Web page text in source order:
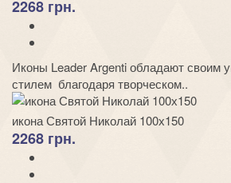
2268 грн.
Иконы Leader Argenti обладают своим
стилем благодаря творческом..
икона Святой Николай 100х150
2268 грн.